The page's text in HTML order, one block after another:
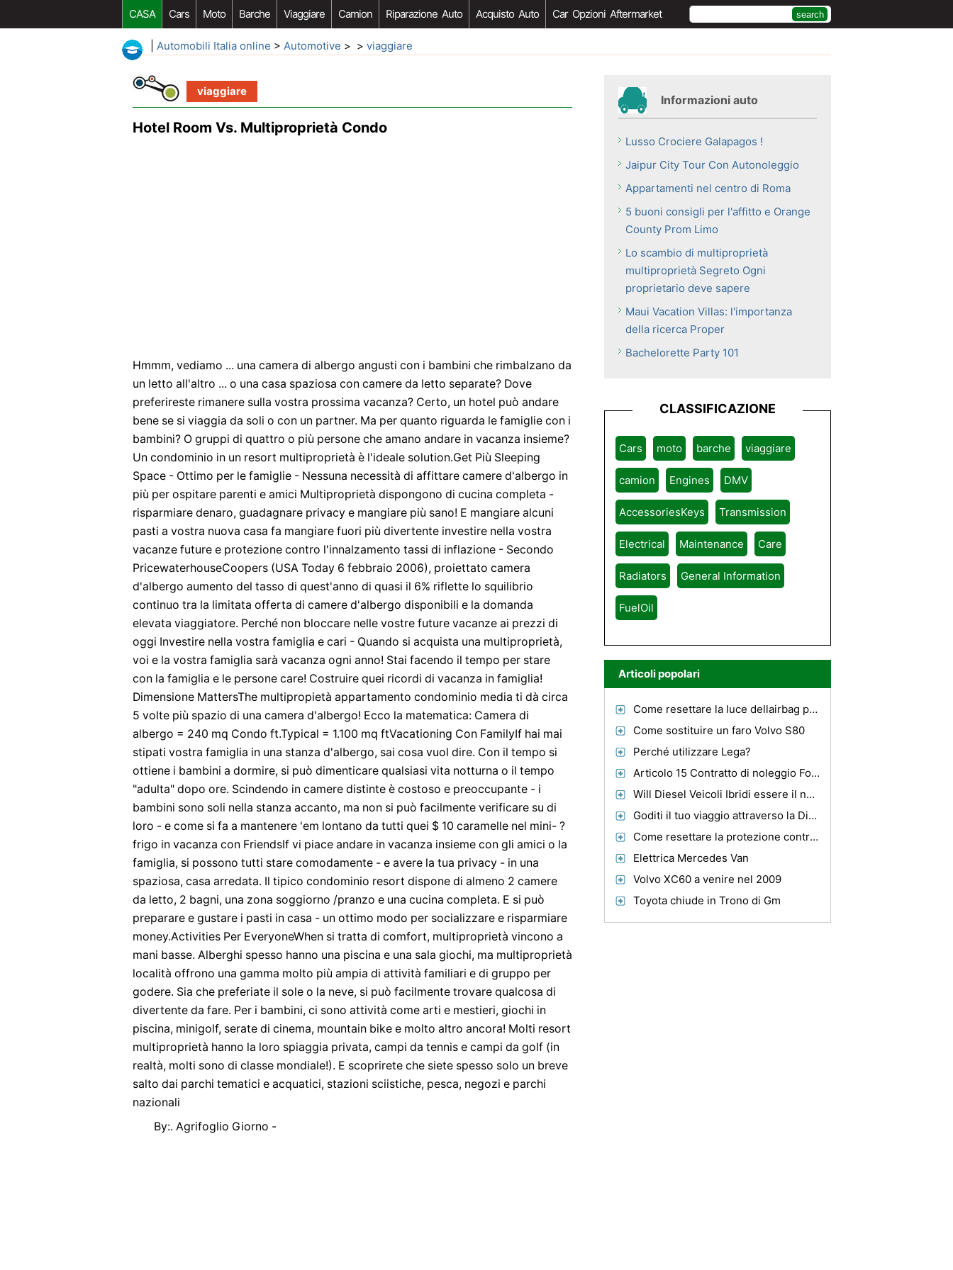
CASA Cars Moto Barche Viaggiare Camion Riparazione Auto Acquisto Auto Car Opzioni Aftermarket
Automobili Italia online > Automotive > > viaggiare
viaggiare
Hotel Room Vs. Multiproprietà Condo
Hmmm, vediamo ... una camera di albergo angusti con i bambini che rimbalzano da
un letto all'altro ... o una casa spaziosa con camere da letto separate? Dove
preferireste rimanere sulla vostra prossima vacanza? Certo, un hotel può andare
bene se si viaggia da soli o con un partner. Ma per quanto riguarda le famiglie con i
bambini? O gruppi di quattro o più persone che amano andare in vacanza insieme?
Un condominio in un resort multiproprietà è l'ideale solution.Get Più Sleeping
Space - Ottimo per le famiglie - Nessuna necessità di affittare camere d'albergo in
più per ospitare parenti e amici Multiproprietà dispongono di cucina completa -
risparmiare denaro, guadagnare privacy e mangiare più sano! E mangiare alcuni
pasti a vostra nuova casa fa mangiare fuori più divertente investire nella vostra
vacanze future e protezione contro l'innalzamento tassi di inflazione - Secondo
PricewaterhouseCoopers (USA Today 6 febbraio 2006), proiettato camera
d'albergo aumento del tasso di quest'anno di quasi il 6% riflette lo squilibrio
continuo tra la limitata offerta di camere d'albergo disponibili e la domanda
elevata viaggiatore. Perché non bloccare nelle vostre future vacanze ai prezzi di
oggi Investire nella vostra famiglia e cari - Quando si acquista una multiproprietà,
voi e la vostra famiglia sarà vacanza ogni anno! Stai facendo il tempo per stare
con la famiglia e le persone care! Costruire quei ricordi di vacanza in famiglia!
Dimensione MattersThe multipropietà appartamento condominio media ti dà circa
5 volte più spazio di una camera d'albergo! Ecco la matematica: Camera di
albergo = 240 mq Condo ft.Typical = 1.100 mq ftVacationing Con FamilyIf hai mai
stipati vostra famiglia in una stanza d'albergo, sai cosa vuol dire. Con il tempo si
ottiene i bambini a dormire, si può dimenticare qualsiasi vita notturna o il tempo
"adulta" dopo ore. Scindendo in camere distinte è costoso e preoccupante - i
bambini sono soli nella stanza accanto, ma non si può facilmente verificare su di
loro - e come si fa a mantenere 'em lontano da tutti quei $ 10 caramelle nel mini- ?
frigo in vacanza con FriendsIf vi piace andare in vacanza insieme con gli amici o la
famiglia, si possono tutti stare comodamente - e avere la tua privacy - in una
spaziosa, casa arredata. Il tipico condominio resort dispone di almeno 2 camere
da letto, 2 bagni, una zona soggiorno /pranzo e una cucina completa. E si può
preparare e gustare i pasti in casa - un ottimo modo per socializzare e risparmiare
money.Activities Per EveryoneWhen si tratta di comfort, multiproprietà vincono a
mani basse. Alberghi spesso hanno una piscina e una sala giochi, ma multiproprietà
località offrono una gamma molto più ampia di attività familiari e di gruppo per
godere. Sia che preferiate il sole o la neve, si può facilmente trovare qualcosa di
divertente da fare. Per i bambini, ci sono attività come arti e mestieri, giochi in
piscina, minigolf, serate di cinema, mountain bike e molto altro ancora! Molti resort
multiproprietà hanno la loro spiaggia privata, campi da tennis e campi da golf (in
realtà, molti sono di classe mondiale!). E scoprirete che siete spesso solo un breve
salto dai parchi tematici e acquatici, stazioni sciistiche, pesca, negozi e parchi
nazionali
By:. Agrifoglio Giorno -
Informazioni auto
Lusso Crociere Galapagos !
Jaipur City Tour Con Autonoleggio
Appartamenti nel centro di Roma
5 buoni consigli per l'affitto e Orange
County Prom Limo
Lo scambio di multiproprietà
multiproprietà Segreto Ogni
proprietario deve sapere
Maui Vacation Villas: l'importanza
della ricerca Proper
Bachelorette Party 101
CLASSIFICAZIONE
Cars moto barche viaggiare
camion Engines DMV
AccessoriesKeys Transmission
Electrical Maintenance Care
Radiators General Information
FuelOil
Articoli popolari
Come resettare la luce dellairbag per My Pontiac Vibe
Come sostituire un faro Volvo S80
Perché utilizzare Lega?
Articolo 15 Contratto di noleggio Ford Berkshire
Will Diesel Veicoli Ibridi essere il nuovo High Mileage Green Car?
Goditi il ​​tuo viaggio attraverso la Distesa Nullarbor
Come resettare la protezione contro il furto in una Ford Expedition
Elettrica Mercedes Van
Volvo XC60 a venire nel 2009
Toyota chiude in Trono di Gm